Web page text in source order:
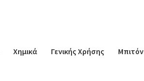
Χημικά Γενικής Χρήσης